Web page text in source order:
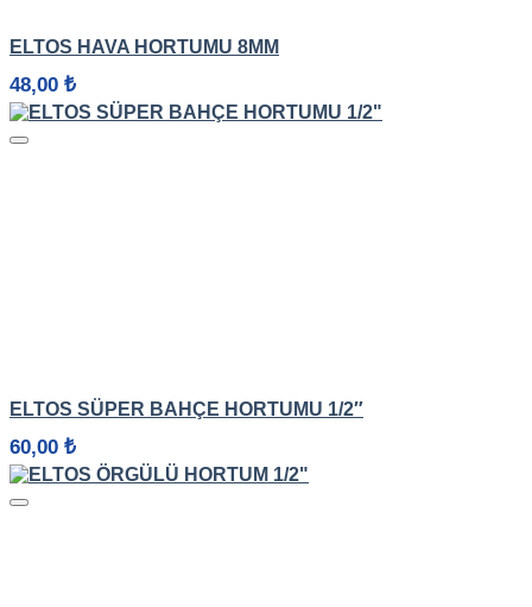
ELTOS HAVA HORTUMU 8MM
48,00 ₺
ELTOS SÜPER BAHÇE HORTUMU 1/2″
60,00 ₺